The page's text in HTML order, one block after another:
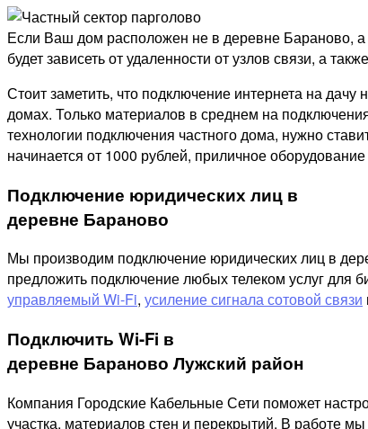
Если Ваш дом расположен не в деревне Бараново, а
будет зависеть от удаленности от узлов связи, а
Стоит заметить, что подключение интернета на
домах. Только материалов в среднем на
технологии подключения частного дома, нужно
начинается от 1000 рублей, приличное
Подключение юридических лиц в
деревне Бараново
Мы производим подключение юридических лиц в
предложить подключение любых телеком услуг для
управляемый Wi-Fi, усиление сигнала сотовой связи
Подключить Wi-Fi в
деревне Бараново Лужский район
Компания Городские Кабельные Сети поможет
участка, материалов стен и перекрытий. В работе